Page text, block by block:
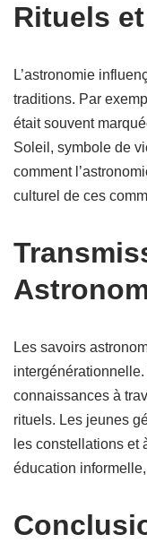
Rituels
L’astronomie
traditions. Par
était souvent
Soleil, symbole de
comment
culturel de ces
Les savoirs
connaissances à
rituels. Les jeunes
les constellations et
éducation